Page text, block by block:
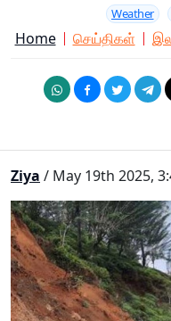
Weather
Home செய்திகள்
Ziya / May 19th 2025,